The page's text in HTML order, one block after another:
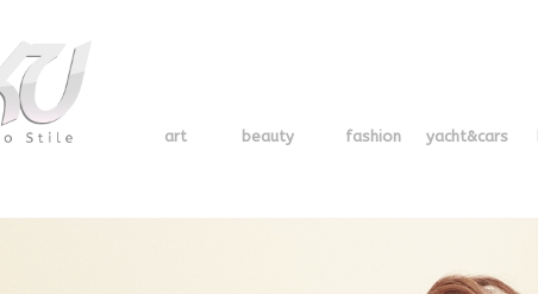
art beauty fashion yacht&cars